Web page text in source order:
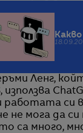
Ленг,
използва
работата си
не мога да
са много,